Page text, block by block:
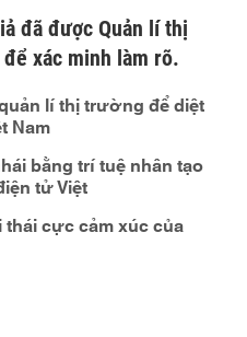
đã được Quản lí thị
xác minh làm rõ.
lí thị trường để diệt
Nam
bằng trí tuệ nhân tạo
tử Việt
thái cực cảm xúc của